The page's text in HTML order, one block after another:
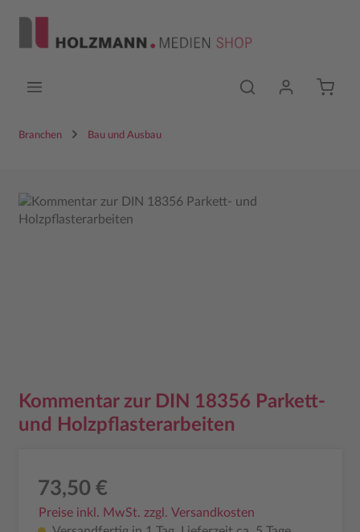
Branchen Bau und Ausbau
Bildergalerie überspringen
Kommentar zur DIN 18356 Parkett-
und Holzpflasterarbeiten
73,50 €
Preise inkl. MwSt. zzgl. Versandkosten